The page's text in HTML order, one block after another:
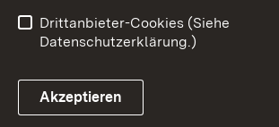
Drittanbieter-Cookies (Siehe
Datenschutzerklärung.)
Akzeptieren